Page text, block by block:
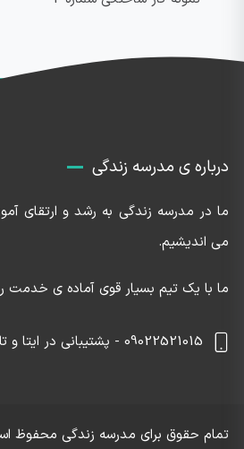
درباره ی مدرسه زندگی
ما در مدرسه زندگی به رشد و ارتقای
می اندیشیم.
ما با یک تیم بسیار قوی آماده ی خدمت
09022521015 - پشتیبانی در ایتا و تلگرام
تمام حقوق برای مدرسه زندگی محفوظ